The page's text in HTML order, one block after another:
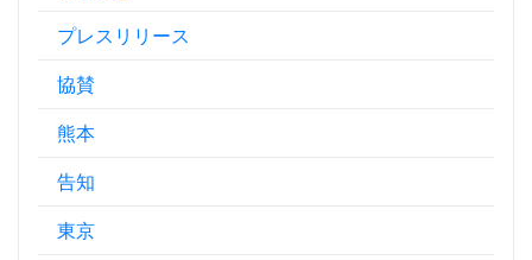
プレスリリース
協賛
熊本
告知
東京